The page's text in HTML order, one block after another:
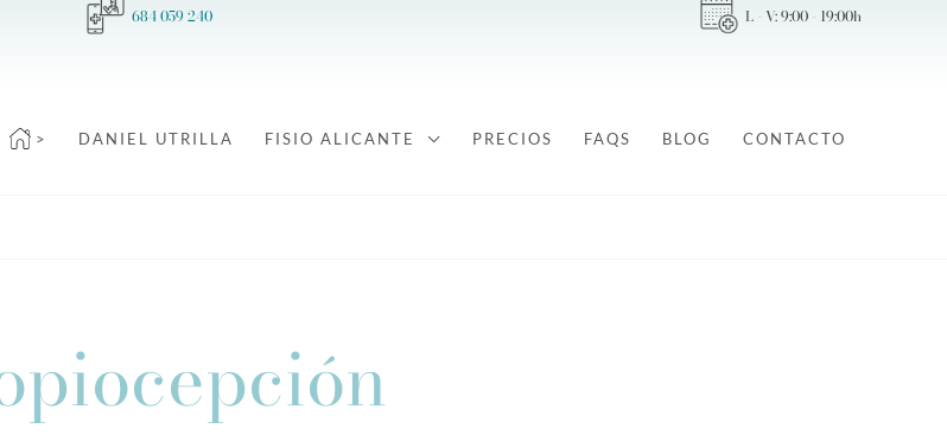
684 059 240 L - V: 9:00 - 19:00h
> DANIEL UTRILLA FISIO ALICANTE PRECIOS FAQS BLOG CONTACTO